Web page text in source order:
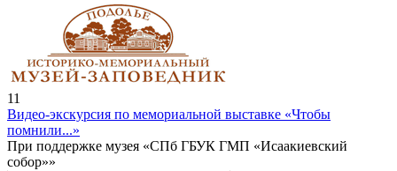
11
Видео-экскурсия по мемориальной выставке «Чтобы
помнили...»
При поддержке музея «СПб ГБУК ГМП «Исаакиевский
собор»»